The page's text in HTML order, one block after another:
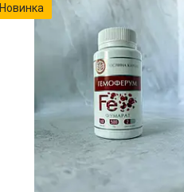
Новинка